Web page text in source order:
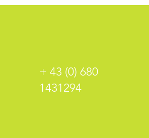
+ 43 (0) 680
1431294